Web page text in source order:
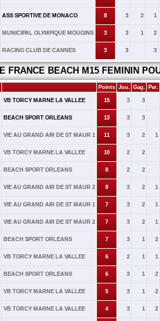
ASS SPORTIVE DE MONACO 8 3 2 1
MUNICIPAL OLYMPIQUE MOUGINS 3 3 1 2
RACING CLUB DE CANNES 3 3 3
FRANCE BEACH M15 FEMININ
Points Jou. Gag. Per.
VB TORCY MARNE LA VALLEE 15 3 3
BEACH SPORT ORLEANS 13 3 3
VIE AU GRAND AIR DE ST MAUR 1 11 3 2 1
VB TORCY MARNE LA VALLEE 10 2 2
BEACH SPORT ORLEANS 8 2 2
VIE AU GRAND AIR DE ST MAUR 2 8 3 2 1
VIE AU GRAND AIR DE ST MAUR 1 7 3 2 1
VIE AU GRAND AIR DE ST MAUR 2 7 3 2 1
BEACH SPORT ORLEANS 7 3 1 2
VB TORCY MARNE LA VALLEE 6 2 1 1
BEACH SPORT ORLEANS 6 3 1 2
VB TORCY MARNE LA VALLEE 5 3 1 2
VB TORCY MARNE LA VALLEE 4 3 1 2